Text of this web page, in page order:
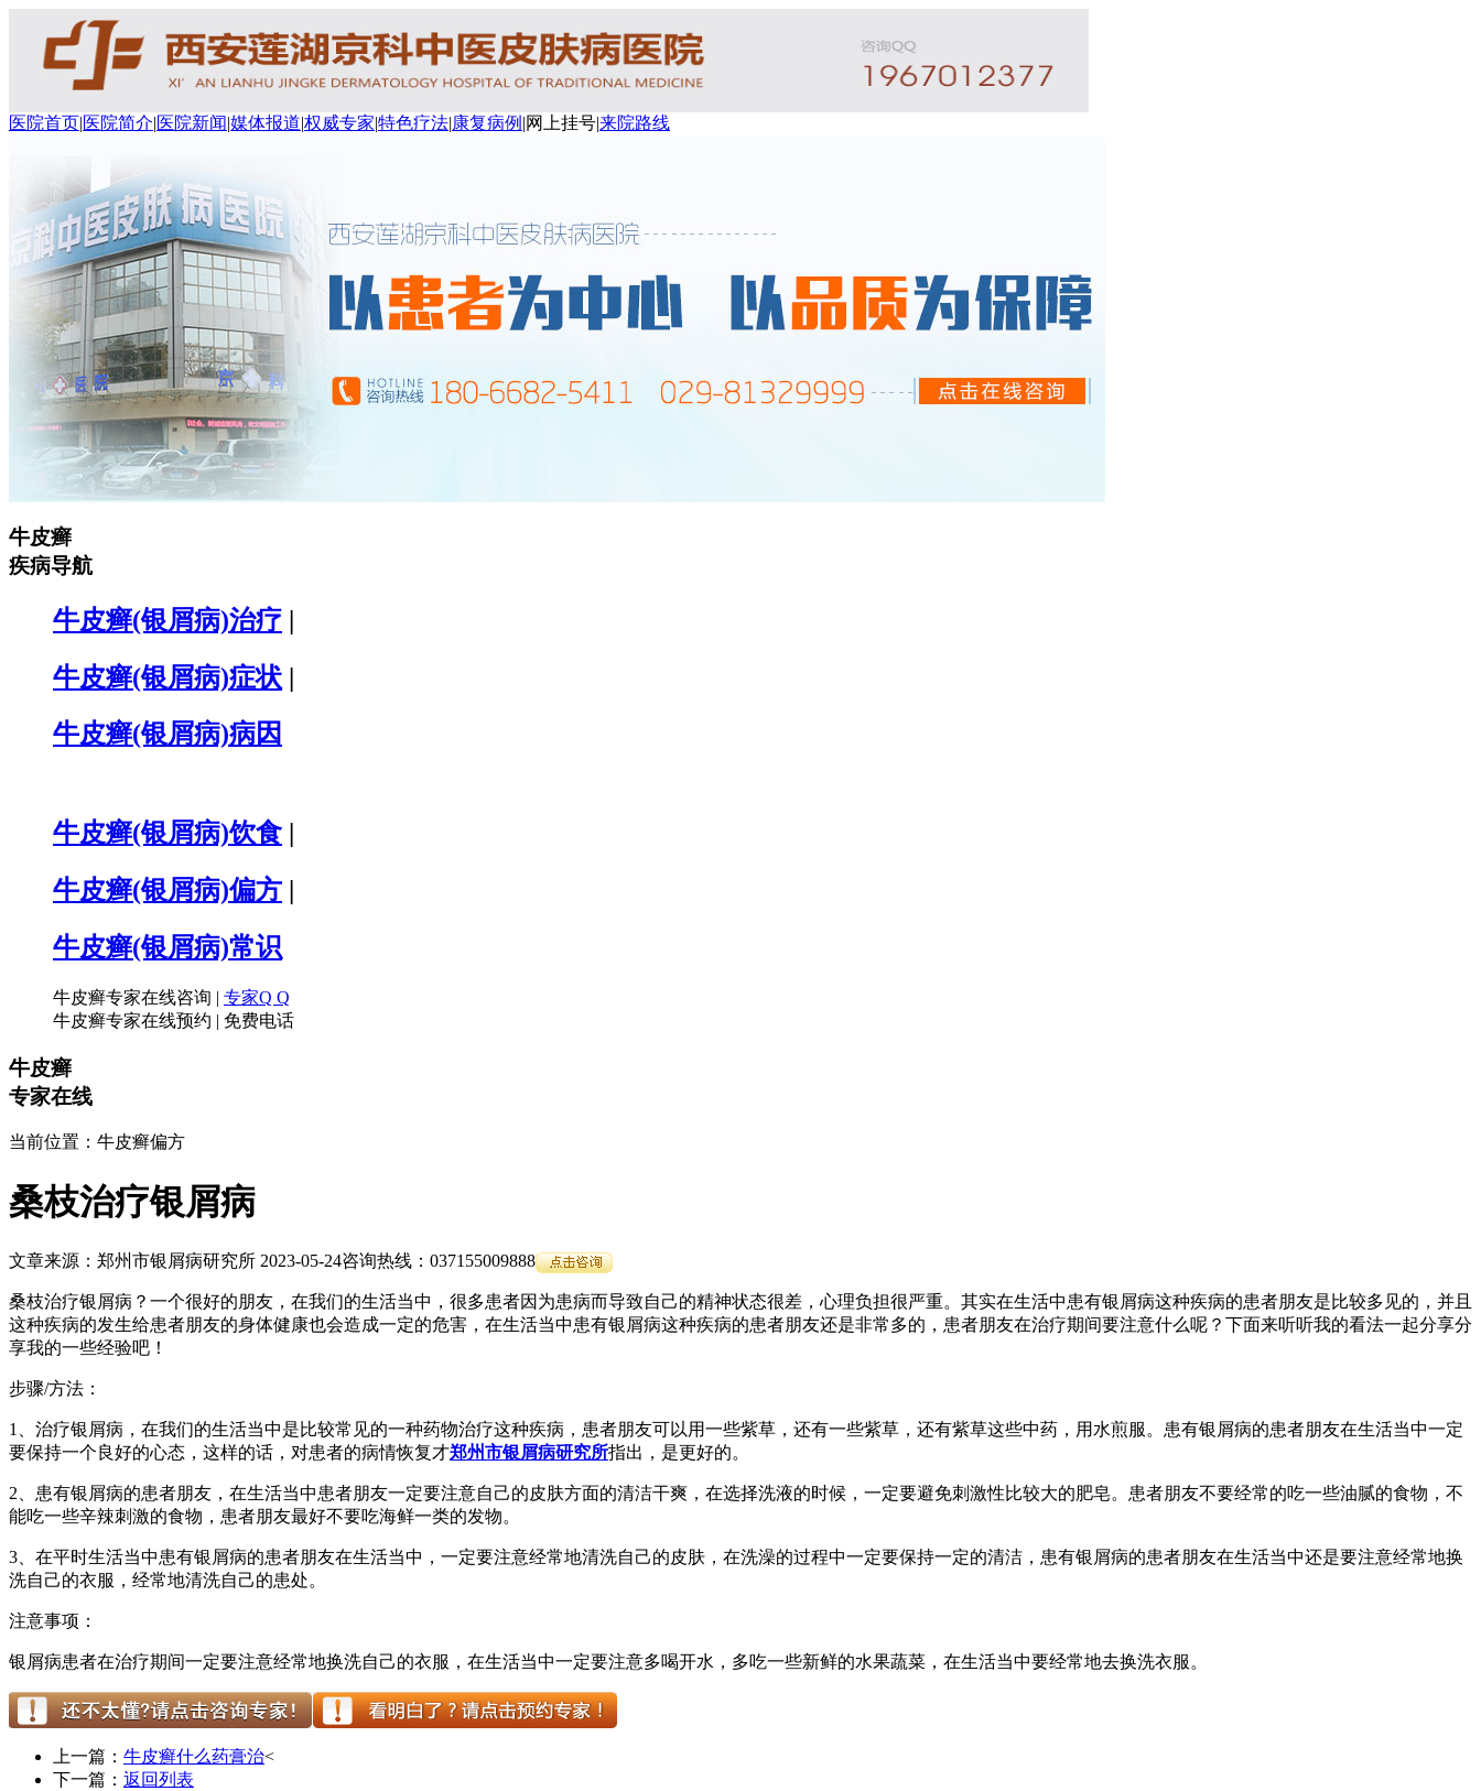
医院首页|医院简介|医院新闻|媒体报道|权威专家|特色疗法|康复病例 |网上挂号|来院路线
牛皮癣
疾病导航
牛皮癣(银屑病)治疗 |
牛皮癣(银屑病)症状 |
牛皮癣(银屑病)病因
牛皮癣(银屑病)饮食|
牛皮癣(银屑病)偏方
牛皮癣(银屑病)常识
牛皮癣专家在线咨询 | 专家Q Q
牛皮癣专家在线预约 | 免费电话
牛皮癣
专家在线
当前位置：牛皮癣偏方
桑枝治疗银屑病
文章来源：郑州市银屑病研究所 2023-05-24咨询热线：037155009888
桑枝治疗银屑病？一个很好的朋友，在我们的生活当中，很多患者因为患病而导致自己的精神状态很差，心理负担很严重。其实在生活中患有银屑病这种疾病的患者朋友是比较多见的，并且
这种疾病的发生给患者朋友的身体健康也会造成一定的危害，在生活当中患有银屑病这种疾病的患者朋友还是非常多的，患者朋友在治疗期间要注意什么呢？下面来听听我的看法一起分享分
享我的一些经验吧！
步骤/方法：
1、治疗银屑病，在我们的生活当中是比较常见的一种药物治疗这种疾病，患者朋友可以用一些紫草，还有一些紫草，还有紫草这些中药，用水煎服。患有银屑病的患者朋友在生活当中一定
要保持一个良好的心态，这样的话，对患者的病情恢复才郑州市银屑病研究所指出，是更好的。
2、患有银屑病的患者朋友，在生活当中患者朋友一定要注意自己的皮肤方面的清洁干爽，在选择洗液的时候，一定要避免刺激性比较大的肥皂。患者朋友不要经常的吃一些油腻的食物，不
能吃一些辛辣刺激的食物，患者朋友最好不要吃海鲜一类的发物。
3、在平时生活当中患有银屑病的患者朋友在生活当中，一定要注意经常地清洗自己的皮肤，在洗澡的过程中一定要保持一定的清洁，患有银屑病的患者朋友在生活当中还是要注意经常地换
洗自己的衣服，经常地清洗自己的患处。
注意事项：
银屑病患者在治疗期间一定要注意经常地换洗自己的衣服，在生活当中一定要注意多喝开水，多吃一些新鲜的水果蔬菜，在生活当中要经常地去换洗衣服。
上一篇： 牛皮癣什么药膏治<
下一篇： 返回列表